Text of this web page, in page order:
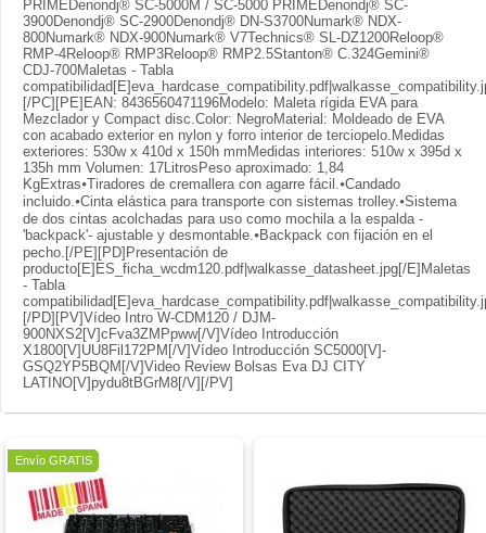
PRIMEDenondj® SC-5000M / SC-5000 PRIMEDenondj® SC-
3900Denondj® SC-2900Denondj® DN-S3700Numark® NDX-
800Numark® NDX-900Numark® V7Technics® SL-DZ1200Reloop®
RMP-4Reloop® RMP3Reloop® RMP2.5Stanton® C.324Gemini®
CDJ-700Maletas - Tabla
[/PC][PE]EAN: 8436560471196Modelo: Maleta rígida EVA para
Mezclador y Compact disc.Color: NegroMaterial: Moldeado de EVA
con acabado exterior en nylon y forro interior de terciopelo.Medidas
exteriores: 530w x 410d x 150h mmMedidas interiores: 510w x 395d x
135h mm Volumen: 17LitrosPeso aproximado: 1,84
KgExtras⦁Tiradores de cremallera con agarre fácil.⦁Candado
incluido.⦁Cinta elástica para transporte con sistemas trolley.⦁Sistema
de dos cintas acolchadas para uso como mochila a la espalda -
'backpack'- ajustable y desmontable.⦁Backpack con fijación en el
pecho.[/PE][PD]Presentación de
producto[E]ES_ficha_wcdm120.pdf|walkasse_datasheet.jpg[/E]Maletas
- Tabla
[/PD][PV]Vídeo Intro W-CDM120 / DJM-
900NXS2[V]cFva3ZMPpww[/V]Vídeo Introducción
X1800[V]UU8Fil172PM[/V]Vídeo Introducción SC5000[V]-
GSQ2YP5BQM[/V]Video Review Bolsas Eva DJ CITY
LATINO[V]pydu8tBGrM8[/V][/PV]
Envío GRATIS